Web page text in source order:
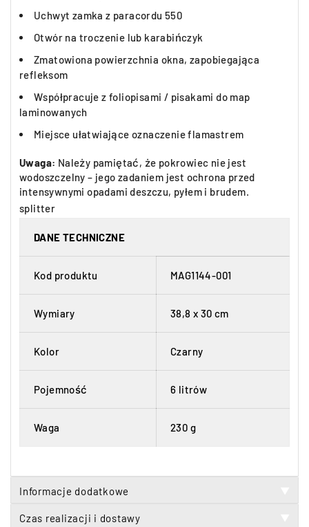
Uchwyt zamka z paracordu 550
Otwór na troczenie lub karabińczyk
Zmatowiona powierzchnia okna, zapobiegająca
refleksom
Współpracuje z foliopisami / pisakami do map
laminowanych
Miejsce ułatwiające oznaczenie flamastrem
Uwaga: Należy pamiętać, że pokrowiec nie jest
wodoszczelny – jego zadaniem jest ochrona przed
intensywnymi opadami deszczu, pyłem i brudem.
splitter
DANE TECHNICZNE
Kod produktu MAG1144-001
Wymiary 38,8 x 30 cm
Kolor Czarny
Pojemność 6 litrów
Waga 230 g
Informacje dodatkowe
Czas realizacji i dostawy